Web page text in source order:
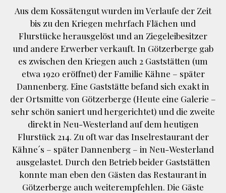
Aus dem Kossätengut wurden im Verlaufe der Zeit
bis zu den Kriegen mehrfach Flächen und
Flurstücke herausgelöst und an Ziegeleibesitzer
und andere Erwerber verkauft. In Götzerberge gab
es zwischen den Kriegen auch 2 Gaststätten (um
etwa 1920 eröffnet) der Familie Kähne – später
Dannenberg. Eine Gaststätte befand sich exakt in
der Ortsmitte von Götzerberge (Heute eine Galerie –
sehr schön saniert und hergerichtet) und die zweite
direkt in Neu-Westerland auf dem heutigen
Flurstück 214. Zu oft war das Inselrestaurant der
Kähne´s – später Dannenberg – in Neu-Westerland
ausgelastet. Durch den Betrieb beider Gaststätten
konnte man eben den Gästen das Restaurant in
Götzerberge auch weiterempfehlen. Die Gäste